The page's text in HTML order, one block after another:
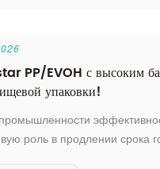
PP/EVOH с высоким
упаковки!
роль в продлении срока